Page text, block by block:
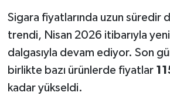
Sigara fiyatlarında uzun süredir
trendi, Nisan 2026 itibarıyla
dalgasıyla devam ediyor. Son
birlikte bazı ürünlerde fiyatlar
kadar yükseldi.